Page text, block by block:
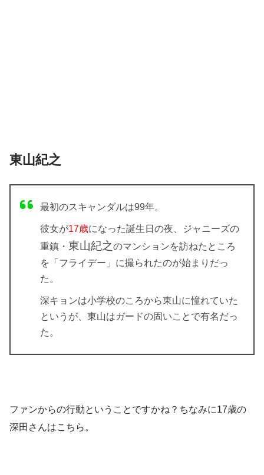
東山紀之
最初のスキャンダルは99年。
彼女が17歳になった誕生日の夜、ジャニーズの
重鎮・ 東山紀之のマンションを訪ねたところ
を 「フライデー」 に撮られたのが始まりだっ
た。
深キョンは小学校のころから東山に憧れていた
というが、東山はガードの固いことで有名だっ
た。
ファンからの行動ということですかね？ちなみに17歳の
深田さんはこちら。